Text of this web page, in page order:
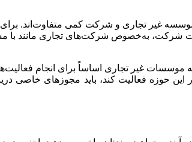
موسسه غیر تجاری و شرکت کمی متفاوت‌اند.
شرکت، به‌خصوص شرکت‌های تجاری مانند با
غیر تجاری اساساً برای انجام
این حوزه فعالیت کند، باید مجوزهای خاصی